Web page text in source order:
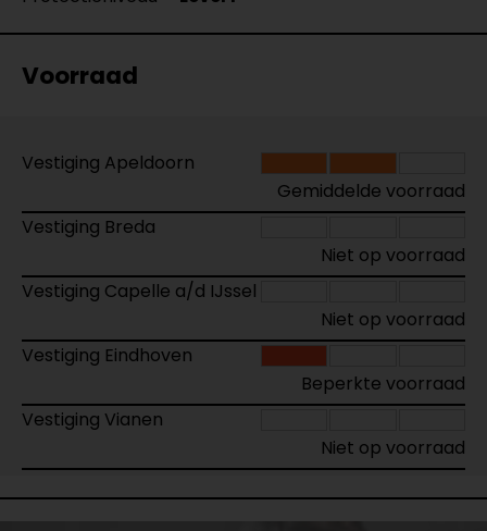
Voorraad
Vestiging Apeldoorn
Gemiddelde voorraad
Vestiging Breda
Niet op voorraad
Vestiging Capelle a/d IJssel
Niet op voorraad
Vestiging Eindhoven
Beperkte voorraad
Vestiging Vianen
Niet op voorraad